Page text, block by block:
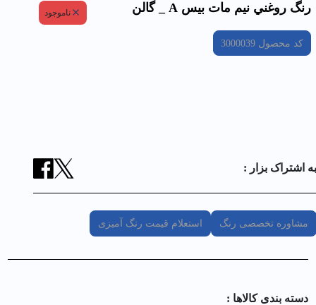
رنگ روغني نيم مات بيس A _ گالن ناموجود
کد محصول3000039
به اشتراک بزار :
مشاوره تخصصی رنگ استعلام قیمت رنگ آمیزی
دسته بندی کالا‌ها :